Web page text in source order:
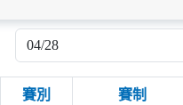
賽別 賽制